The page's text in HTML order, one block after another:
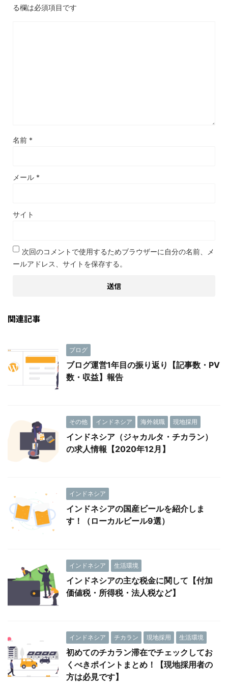
る欄は必須項目です
名前 *
メール *
サイト
次回のコメントで使用するためブラウザーに自分の名前、メ
ールアドレス、サイトを保存する。
関連記事
ブログ
ブログ運営1年目の振り返り【記事数・PV
数・収益】報告
その他 インドネシア 海外就職 現地採用
インドネシア（ジャカルタ・チカラン）
の求人情報【2020年12月】
インドネシア
インドネシアの国産ビールを紹介しま
す！（ローカルビール9選）
インドネシア 生活環境
インドネシアの主な税金に関して【付加
価値税・所得税・法人税など】
インドネシア チカラン 現地採用 生活環境
初めてのチカラン滞在でチェックしてお
くべきポイントまとめ！【現地採用者の
方は必見です】